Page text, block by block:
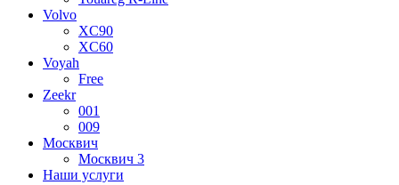
Volvo
XC90
XC60
Voyah
Free
Zeekr
001
009
Москвич
Москвич 3
Наши услуги